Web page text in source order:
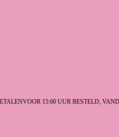
VOOR 15:00 UUR BESTELD,